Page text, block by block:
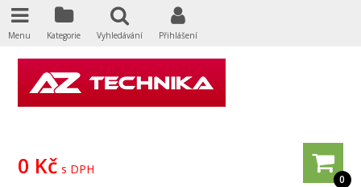
0
0 Kč s DPH
Menu Kategorie Vyhledávání Přihlášení